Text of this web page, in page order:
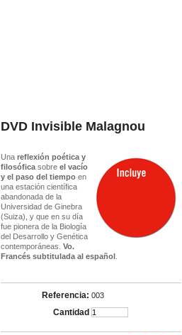
DVD Invisible Malagnou
Una reflexión poética y
filosófica sobre el vacío
y el paso del tiempo en
una estación científica
abandonada de la
Universidad de Ginebra
(Suiza), y que en su día
fue pionera de la Biología
del Desarrollo y Genética
contemporáneas. Vo.
Francés subtitulada al español
Referencia: 003
Cantidad